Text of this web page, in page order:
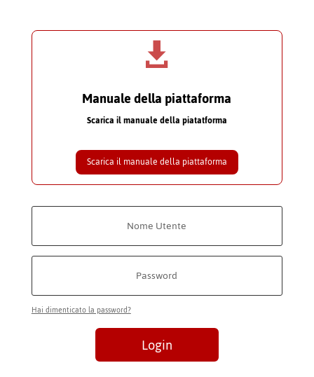

Manuale della piattaforma
Scarica il manuale della piatatforma
Scarica il manuale della piattaforma
Hai dimenticato la password?
Login